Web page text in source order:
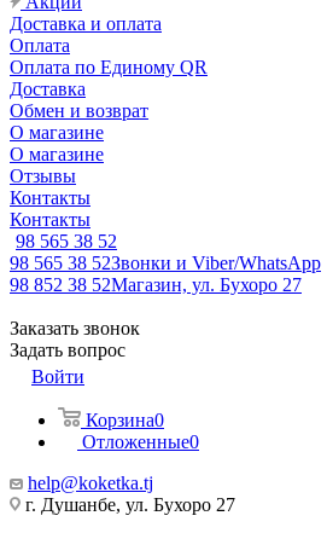
Доставка и оплата
Оплата
Оплата по Единому QR
Доставка
Обмен и возврат
О магазине
О магазине
Отзывы
Контакты
Контакты
98 565 38 52
98 565 38 52Звонки и Viber/WhatsApp
98 852 38 52Магазин, ул. Бухоро 27
Заказать звонок
Задать вопрос
Войти
Корзина0
Отложенные0
help@koketka.tj
г. Душанбе, ул. Бухоро 27